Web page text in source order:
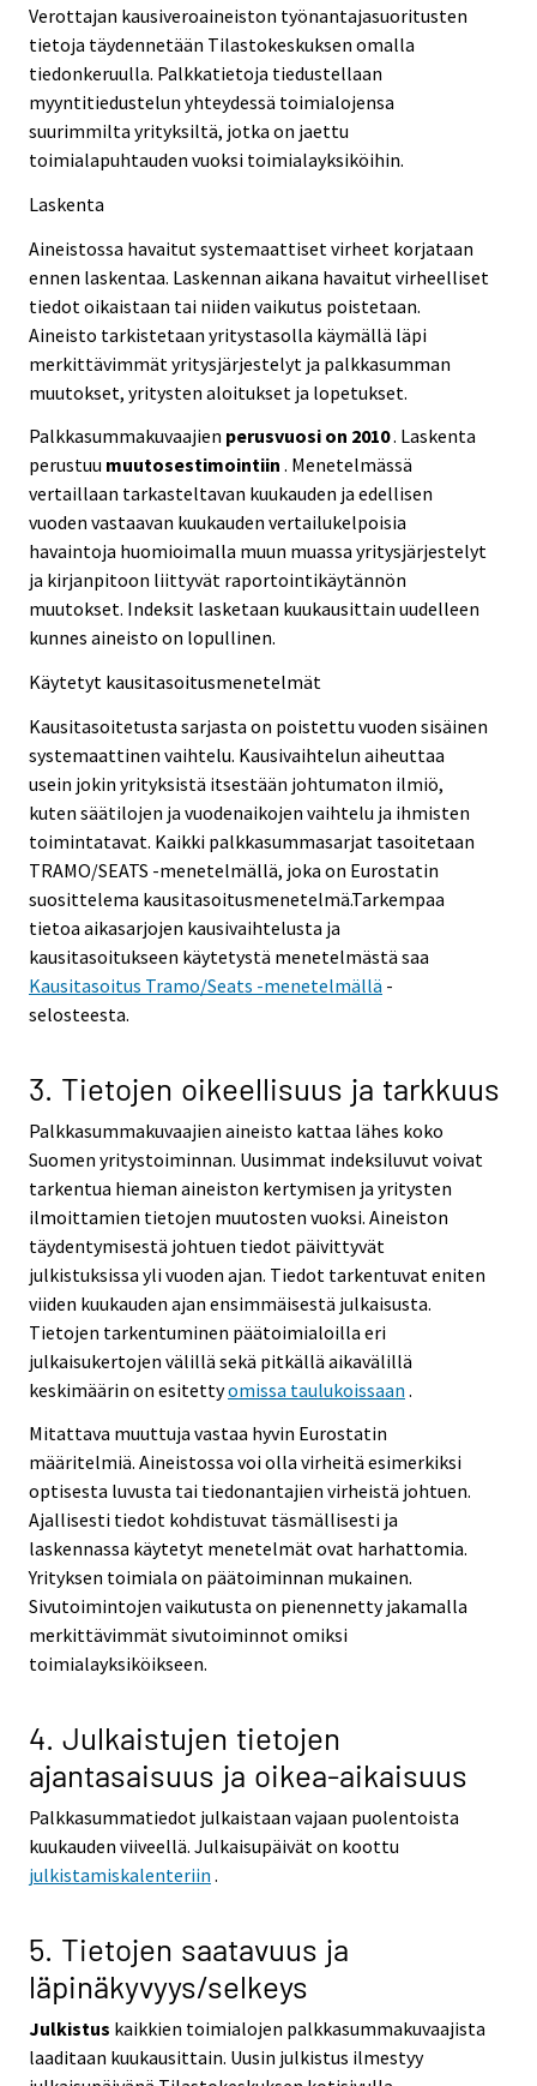
Verottajan kausiveroaineiston työnantajasuoritusten
tietoja täydennetään Tilastokeskuksen omalla
tiedonkeruulla. Palkkatietoja tiedustellaan
myyntitiedustelun yhteydessä toimialojensa
suurimmilta yrityksiltä, jotka on jaettu
toimialapuhtauden vuoksi toimialayksiköihin.
Laskenta
Aineistossa havaitut systemaattiset virheet korjataan
ennen laskentaa. Laskennan aikana havaitut virheelliset
tiedot oikaistaan tai niiden vaikutus poistetaan.
Aineisto tarkistetaan yritystasolla käymällä läpi
merkittävimmät yritysjärjestelyt ja palkkasumman
muutokset, yritysten aloitukset ja lopetukset.
Palkkasummakuvaajien perusvuosi on 2010. Laskenta
perustuu muutosestimointiin . Menetelmässä
vertaillaan tarkasteltavan kuukauden ja edellisen
vuoden vastaavan kuukauden vertailukelpoisia
havaintoja huomioimalla muun muassa yritysjärjestelyt
ja kirjanpitoon liittyvät raportointikäytännön
muutokset. Indeksit lasketaan kuukausittain uudelleen
kunnes aineisto on lopullinen.
Käytetyt kausitasoitusmenetelmät
Kausitasoitetusta sarjasta on poistettu vuoden sisäinen
systemaattinen vaihtelu. Kausivaihtelun aiheuttaa
usein jokin yrityksistä itsestään johtumaton ilmiö,
kuten säätilojen ja vuodenaikojen vaihtelu ja ihmisten
toimintatavat. Kaikki palkkasummasarjat tasoitetaan
TRAMO/SEATS -menetelmällä, joka on Eurostatin
suosittelema kausitasoitusmenetelmä.Tarkempaa
tietoa aikasarjojen kausivaihtelusta ja
kausitasoitukseen käytetystä menetelmästä saa
Kausitasoitus Tramo/Seats -menetelmällä -
selosteesta.
3. Tietojen oikeellisuus ja tarkkuus
Palkkasummakuvaajien aineisto kattaa lähes koko
Suomen yritystoiminnan. Uusimmat indeksiluvut voivat
tarkentua hieman aineiston kertymisen ja yritysten
ilmoittamien tietojen muutosten vuoksi. Aineiston
täydentymisestä johtuen tiedot päivittyvät
julkistuksissa yli vuoden ajan. Tiedot tarkentuvat eniten
viiden kuukauden ajan ensimmäisestä julkaisusta.
Tietojen tarkentuminen päätoimialoilla eri
julkaisukertojen välillä sekä pitkällä aikavälillä
keskimäärin on esitettyomissa taulukoissaan .
Mitattava muuttuja vastaa hyvin Eurostatin
määritelmiä. Aineistossa voi olla virheitä esimerkiksi
optisesta luvusta tai tiedonantajien virheistä johtuen.
Ajallisesti tiedot kohdistuvat täsmällisesti ja
laskennassa käytetyt menetelmät ovat harhattomia.
Yrityksen toimiala on päätoiminnan mukainen.
Sivutoimintojen vaikutusta on pienennetty jakamalla
merkittävimmät sivutoiminnot omiksi
toimialayksiköikseen.
4. Julkaistujen tietojen
ajantasaisuus ja oikea-aikaisuus
Palkkasummatiedot julkaistaan vajaan puolentoista
kuukauden viiveellä. Julkaisupäivät on koottu
julkistamiskalenteriin .
5. Tietojen saatavuus ja
läpinäkyvyys/selkeys
Julkistus kaikkien toimialojen palkkasummakuvaajista
laaditaan kuukausittain. Uusin julkistus ilmestyy